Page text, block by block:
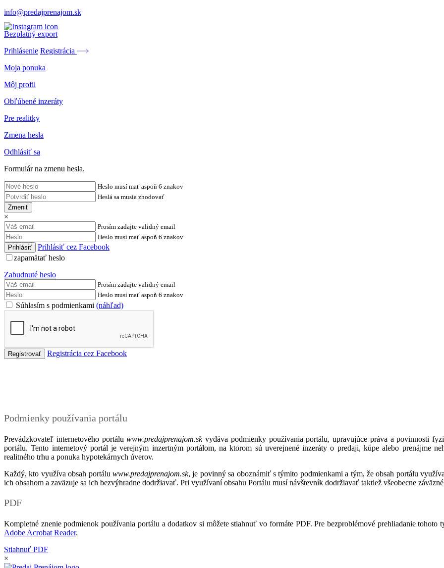
info@predajprenajom.sk
Bezplatný export
Prihlásenie Registrácia
Moja ponuka
Môj profil
Obľúbené inzeráty
Pre realitky
Zmena hesla
Odhlásiť sa
Formulár na zmenu hesla.
Heslo musí mať aspoň 6 znakov
Heslá sa musia zhodovať
Zmeniť
×
Prosím zadajte validný email
Heslo musí mať aspoň 6 znakov
Prihlásiť cez Facebook
zapamätať heslo
Zabudnuté heslo
Prosím zadajte validný email
Heslo musí mať aspoň 6 znakov
Súhlasím s podmienkami (náhľad)
Registrácia cez Facebook
Podmienky používania portálu
Prevádzkovateľ internetového portáluwww.predajprenajom.skvydáva podmienky používania portálu, upravujúce práva a povinnosti
portálu. Tento internetový portál je verejným inzertným portálom, na ktorom sú uverejnené inzeráty o predaji, kúpe alebo prenájme
realitného trhu a ponuka hypotekárnych úverov.
Každý, kto využíva obsah portálu www.predajprenajom.sk, je povinný sa oboznámiť s týmito podmienkami a tým, že obsah portálu
ich obsahom a zaväzuje sa ich bezvýhradne dodržiavať. Pri využívaní obsahu Portálu musí návštevník dodržiavať taktiež všeobecne
PDF
Kompletné znenie podmienok používania portálu a dodatkov si môžete stiahnuť vo formáte PDF. Pre bezproblémové prehliadanie
Adobe Acrobat Reader.
Stiahnuť PDF
×